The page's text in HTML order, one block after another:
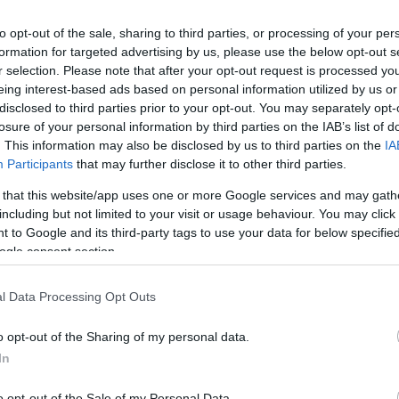
opt-out of the sale, sharing to third parties, or processing of your
for targeted advertising by us, please use the below opt-out
selection. Please note that after your opt-out request is processed
interest-based ads based on personal information utilized by us
to third parties prior to your opt-out. You may separately
of your personal information by third parties on the IAB’s list of
This information may also be disclosed by us to third parties on the
Participants that may further disclose it to other third parties.
that this website/app uses one or more Google services and may
but not limited to your visit or usage behaviour. You may
to Google and its third-party tags to use your data for below
consent section.
Data Processing Opt Outs
opt-out of the Sharing of my personal data.
után. Legfrissebb szavazásunkban
sikerül-e győztesen kijönnie a Fradinak
78 százalék szerint Robbie Keane
este, és csak 22 százaléknyian látják úgy,
Liga playoff-körében folytatja: előbbire a
utóbbira ugyanezen párosítás vesztese vár